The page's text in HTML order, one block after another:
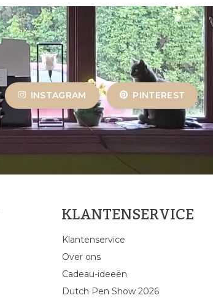
INSTAGRAM PINTEREST
KLANTENSERVICE
Klantenservice
Over ons
Cadeau-ideeën
Dutch Pen Show 2026